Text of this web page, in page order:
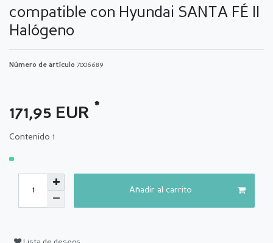
compatible con Hyundai SANTA FÉ II
Halógeno
Número de artículo 7006689
171,95 EUR *
Contenido 1
Añadir al carrito